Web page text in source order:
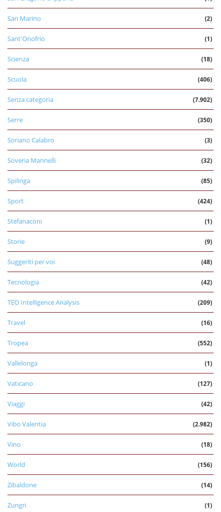
San Marino (2)
Sant'Onofrio (1)
Scienza (18)
Scuola (406)
Senza categoria (7.902)
Serre (350)
Soriano Calabro (3)
Soveria Mannelli (32)
Spilinga (85)
Sport (424)
Stefanaconi (1)
Storie (9)
Suggeriti per voi (48)
Tecnologia (42)
TEO Intelligence Analysis (209)
Travel (16)
Tropea (552)
Vallelonga (1)
Vaticano (127)
Viaggi (42)
Vibo Valentia (2.982)
Vino (18)
World (156)
Zibaldone (14)
Zungri (1)